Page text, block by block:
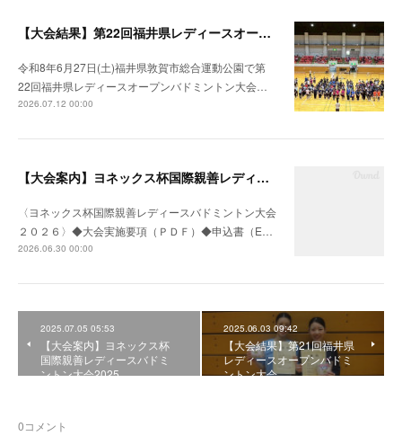
【大会結果】第22回福井県レディースオープンバドミントン大会
令和8年6月27日(土)福井県敦賀市総合運動公園で第
22回福井県レディースオープンバドミントン大会…
2026.07.12 00:00
【大会案内】ヨネックス杯国際親善レディースバドミントン大会２０２６
〈ヨネックス杯国際親善レディースバドミントン大会
２０２６〉◆大会実施要項（ＰＤＦ）◆申込書（E…
2026.06.30 00:00
2025.07.05 05:53
【大会案内】ヨネックス杯
国際親善レディースバドミ
ントン大会2025
2025.06.03 09:42
【大会結果】第21回福井県
レディースオープンバドミ
ントン大会
0コメント